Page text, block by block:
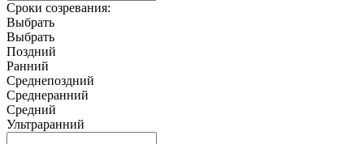
Сроки созревания:
Выбрать
Выбрать
Поздний
Ранний
Среднепоздний
Среднеранний
Средний
Ультраранний